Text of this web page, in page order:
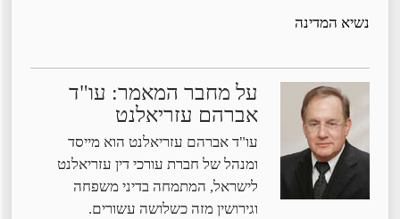
נשיא המדינה
על מחבר המאמר: עו"ד
אברהם עזריאלנט
עו"ד אברהם עזריאלנט הוא מייסד
ומנהל של חברת עורכי דין עזריאלנט
לישראל, המתמחה בדיני משפחה
וגירושין מזה כשלושה עשורים.